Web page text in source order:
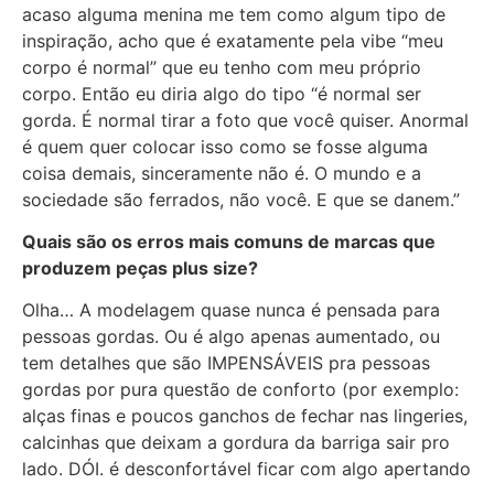
acaso alguma menina me tem como algum tipo de
inspiração, acho que é exatamente pela vibe “meu
corpo é normal” que eu tenho com meu próprio
corpo. Então eu diria algo do tipo “é normal ser
gorda. É normal tirar a foto que você quiser. Anormal
é quem quer colocar isso como se fosse alguma
coisa demais, sinceramente não é. O mundo e a
sociedade são ferrados, não você. E que se danem.”
Quais são os erros mais comuns de marcas que
produzem peças plus size?
Olha… A modelagem quase nunca é pensada para
pessoas gordas. Ou é algo apenas aumentado, ou
tem detalhes que são IMPENSÁVEIS pra pessoas
gordas por pura questão de conforto (por exemplo:
alças finas e poucos ganchos de fechar nas lingeries,
calcinhas que deixam a gordura da barriga sair pro
lado. DÓI. é desconfortável ficar com algo apertando